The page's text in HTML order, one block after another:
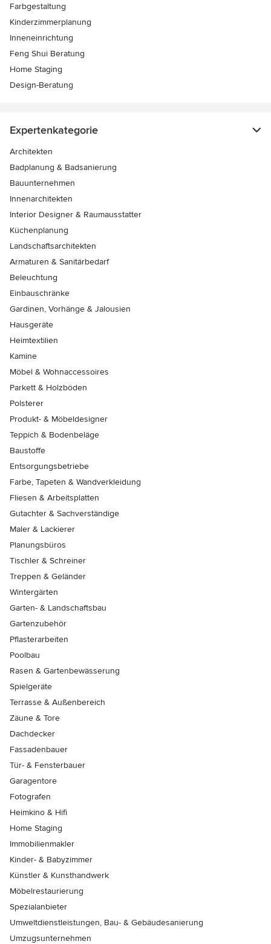
Farbgestaltung
Kinderzimmerplanung
Inneneinrichtung
Feng Shui Beratung
Home Staging
Design-Beratung
Expertenkategorie
Architekten
Badplanung & Badsanierung
Bauunternehmen
Innenarchitekten
Interior Designer & Raumausstatter
Küchenplanung
Landschaftsarchitekten
Armaturen & Sanitärbedarf
Beleuchtung
Einbauschränke
Gardinen, Vorhänge & Jalousien
Hausgeräte
Heimtextilien
Kamine
Möbel & Wohnaccessoires
Parkett & Holzböden
Polsterer
Produkt- & Möbeldesigner
Teppich & Bodenbeläge
Baustoffe
Entsorgungsbetriebe
Farbe, Tapeten & Wandverkleidung
Fliesen & Arbeitsplatten
Gutachter & Sachverständige
Maler & Lackierer
Planungsbüros
Tischler & Schreiner
Treppen & Geländer
Wintergärten
Garten- & Landschaftsbau
Gartenzubehör
Pflasterarbeiten
Poolbau
Rasen & Gartenbewässerung
Spielgeräte
Terrasse & Außenbereich
Zäune & Tore
Dachdecker
Fassadenbauer
Tür- & Fensterbauer
Garagentore
Fotografen
Heimkino & Hifi
Home Staging
Immobilienmakler
Kinder- & Babyzimmer
Künstler & Kunsthandwerk
Möbelrestaurierung
Spezialanbieter
Umweltdienstleistungen, Bau- & Gebäudesanierung
Umzugsunternehmen